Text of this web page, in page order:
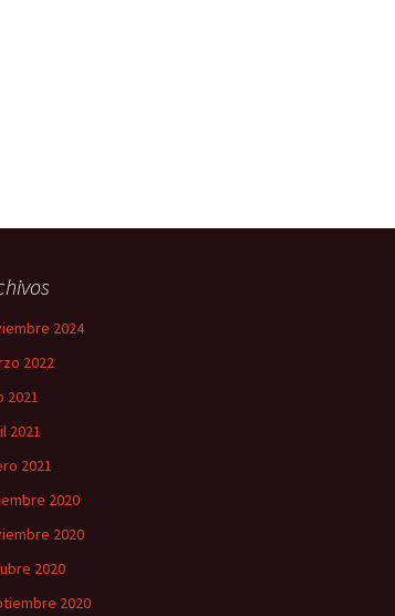
2024
2022
2021
2021
2021
2020
2020
2020
2020